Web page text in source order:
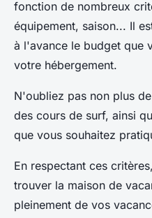
fonction de nombreux
équipement, saison... Il
à l'avance le budget que
votre hébergement.
N'oubliez pas non plus
des cours de surf, ainsi
que vous souhaitez
En respectant ces
trouver la maison de
pleinement de vos